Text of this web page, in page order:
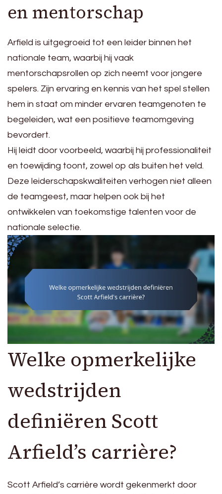
en mentorschap
Arfield is uitgegroeid tot een leider binnen het
nationale team, waarbij hij vaak
mentorschapsrollen op zich neemt voor jongere
spelers. Zijn ervaring en kennis van het spel stellen
hem in staat om minder ervaren teamgenoten te
begeleiden, wat een positieve teamomgeving
bevordert.
Hij leidt door voorbeeld, waarbij hij professionaliteit
en toewijding toont, zowel op als buiten het veld.
Deze leiderschapskwaliteiten verhogen niet alleen
de teamgeest, maar helpen ook bij het
ontwikkelen van toekomstige talenten voor de
nationale selectie.
Welke opmerkelijke
wedstrijden
definiëren Scott
Arfield’s carrière?
Scott Arfield’s carrière wordt gekenmerkt door